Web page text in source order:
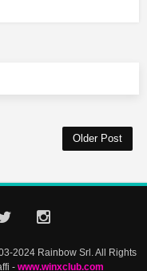
Older Post
2024 Rainbow Srl. All Rights
- www.winxclub.com